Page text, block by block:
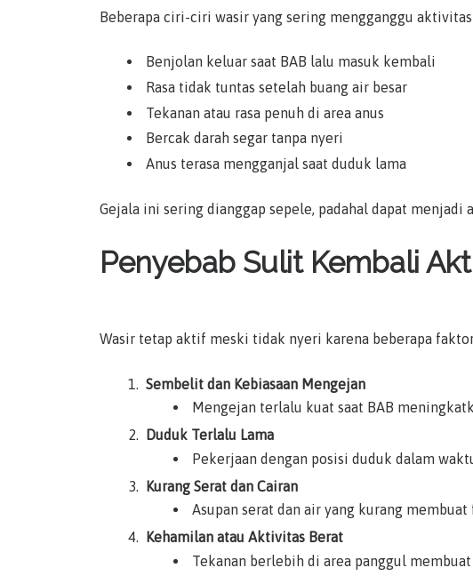
Beberapa ciri-ciri wasir yang sering mengganggu
Benjolan keluar saat BAB lalu masuk kembali
Rasa tidak tuntas setelah buang air besar
Tekanan atau rasa penuh di area anus
Bercak darah segar tanpa nyeri
Anus terasa mengganjal saat duduk lama
Gejala ini sering dianggap sepele, padahal dapat
Penyebab Sulit Kembali
Wasir tetap aktif meski tidak nyeri karena beberapa
Sembelit dan Kebiasaan Mengejan
Mengejan terlalu kuat saat BAB
Duduk Terlalu Lama
Pekerjaan dengan posisi duduk dalam
Kurang Serat dan Cairan
Asupan serat dan air yang kurang
Kehamilan atau Aktivitas Berat
Tekanan berlebih di area panggul